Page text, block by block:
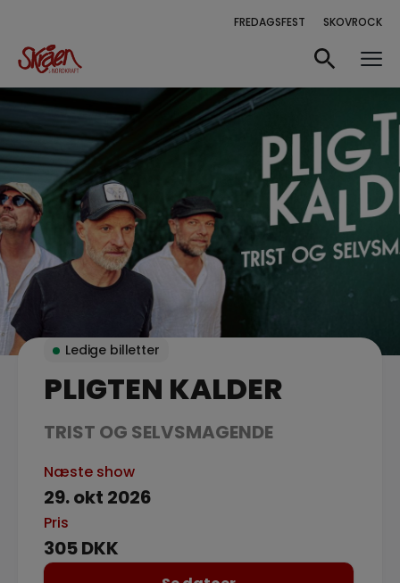
FREDAGSFEST SKOVROCK
Ledige billetter
PLIGTEN KALDER
TRIST OG SELVSMAGENDE
Næste show
29. okt 2026
Pris
305 DKK